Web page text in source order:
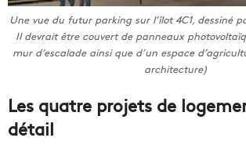
Une vue du futur parking sur l’îlot 4C1, dessiné
Il devrait être couvert de panneaux
mur d’escalade ainsi que d’un espace
architecture)
Les quatre projets de
détail